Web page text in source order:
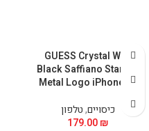
GUESS Crystal With
Black Saffiano Stand &
Metal Logo iPhone 15
כיסויים,טלפון
179.00₪